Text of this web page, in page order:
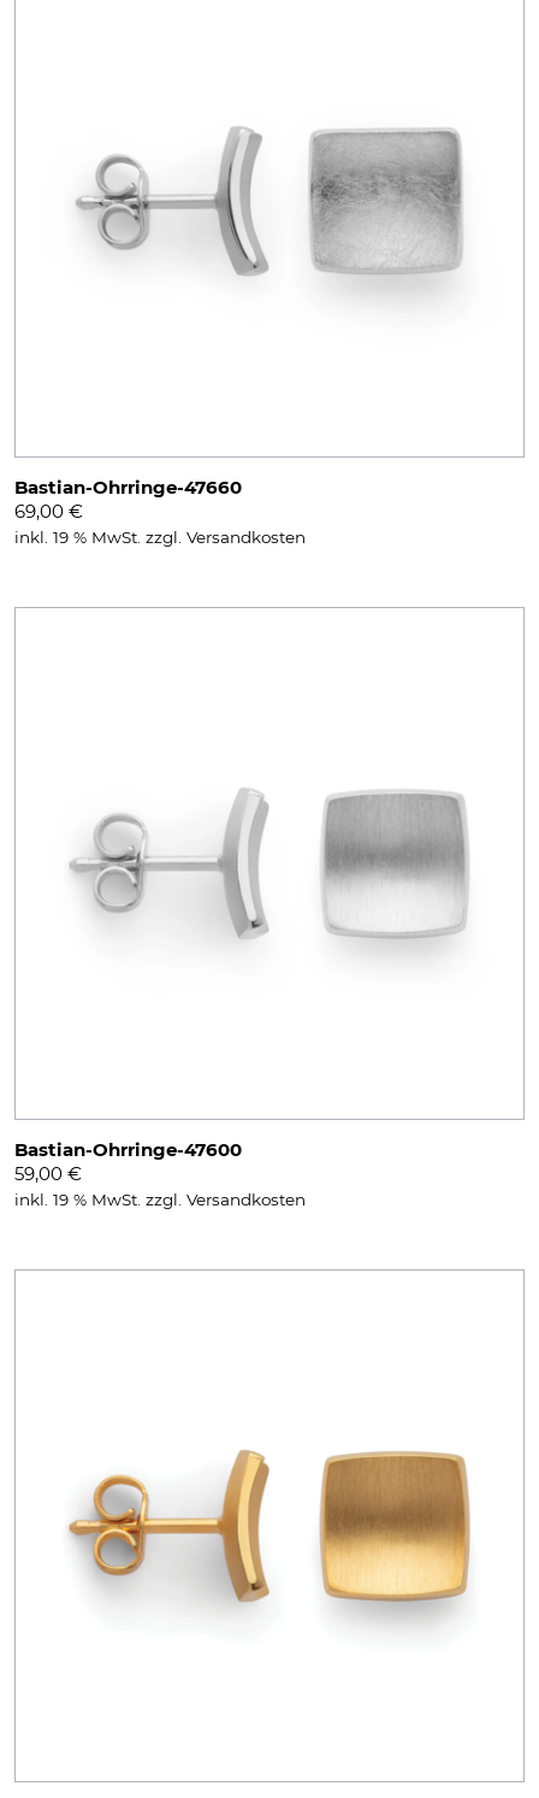
Bastian-Ohrringe-47660
69,00 €
inkl. 19 % MwSt. zzgl. Versandkosten
Bastian-Ohrringe-47600
59,00 €
inkl. 19 % MwSt. zzgl. Versandkosten